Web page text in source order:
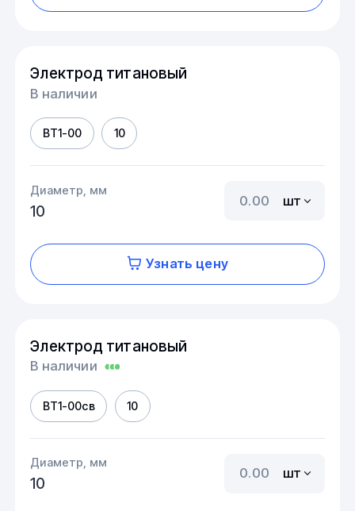
Электрод титановый
В наличии
ВТ1-00 10
Диаметр, мм
10
шт
Узнать цену
Электрод титановый
В наличии
ВТ1-00св 10
Диаметр, мм
10
шт